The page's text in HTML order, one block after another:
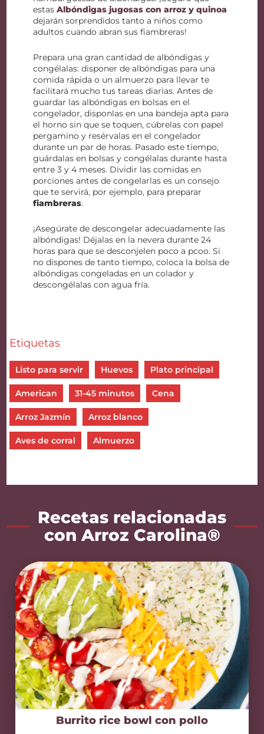
estasAlbóndigas jugosas con arroz y quinoa
dejarán sorprendidos tanto a niños como
adultos cuando abran sus fiambreras!
Prepara una gran cantidad de albóndigas y
congélalas: disponer de albóndigas para una
comida rápida o un almuerzo para llevar te
facilitará mucho tus tareas diarias. Antes de
guardar las albóndigas en bolsas en el
congelador, disponlas en una bandeja apta para
el horno sin que se toquen, cúbrelas con papel
pergamino y resérvalas en el congelador
durante un par de horas. Pasado este tiempo,
guárdalas en bolsas y congélalas durante hasta
entre 3 y 4 meses. Dividir las comidas en
porciones antes de congelarlas es un consejo
que te servirá, por ejemplo, para preparar
fiambreras.
¡Asegúrate de descongelar adecuadamente las
albóndigas! Déjalas en la nevera durante 24
horas para que se desconjelen poco a pcoo. Si
no dispones de tanto tiempo, coloca la bolsa de
albóndigas congeladas en un colador y
descongélalas con agua fría.
Etiquetas
Listo para servir Huevos Plato principal
American 31-45 minutos Cena
Arroz Jazmín Arroz blanco
Aves de corral Almuerzo
Recetas relacionadas
con Arroz Carolina®
Burrito rice bowl con pollo